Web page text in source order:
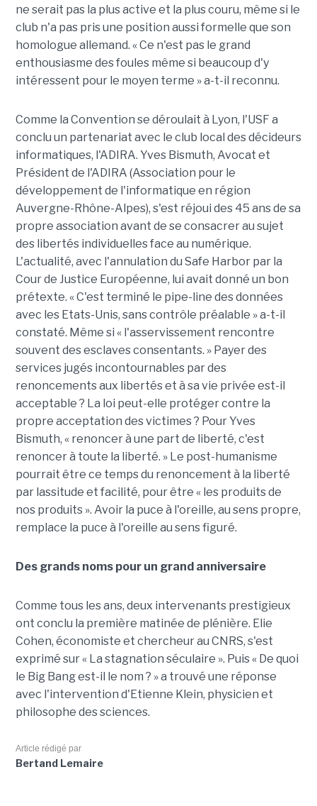
ne serait pas la plus active et la plus couru, même si le
club n'a pas pris une position aussi formelle que son
homologue allemand. « Ce n'est pas le grand
enthousiasme des foules même si beaucoup d'y
intéressent pour le moyen terme » a-t-il reconnu.
Comme la Convention se déroulait à Lyon, l'USF a
conclu un partenariat avec le club local des décideurs
informatiques, l'ADIRA. Yves Bismuth, Avocat et
Président de l'ADIRA (Association pour le
développement de l'informatique en région
Auvergne-Rhône-Alpes), s'est réjoui des 45 ans de sa
propre association avant de se consacrer au sujet
des libertés individuelles face au numérique.
L'actualité, avec l'annulation du Safe Harbor par la
Cour de Justice Européenne, lui avait donné un bon
prétexte. « C'est terminé le pipe-line des données
avec les Etats-Unis, sans contrôle préalable » a-t-il
constaté. Même si « l'asservissement rencontre
souvent des esclaves consentants. » Payer des
services jugés incontournables par des
renoncements aux libertés et à sa vie privée est-il
acceptable ? La loi peut-elle protéger contre la
propre acceptation des victimes ? Pour Yves
Bismuth, « renoncer à une part de liberté, c'est
renoncer à toute la liberté. » Le post-humanisme
pourrait être ce temps du renoncement à la liberté
par lassitude et facilité, pour être « les produits de
nos produits ». Avoir la puce à l'oreille, au sens propre,
remplace la puce à l'oreille au sens figuré.
Des grands noms pour un grand anniversaire
Comme tous les ans, deux intervenants prestigieux
ont conclu la première matinée de plénière. Elie
Cohen, économiste et chercheur au CNRS, s'est
exprimé sur « La stagnation séculaire ». Puis « De quoi
le Big Bang est-il le nom ? » a trouvé une réponse
avec l'intervention d'Etienne Klein, physicien et
philosophe des sciences.
Article rédigé par
Bertand Lemaire